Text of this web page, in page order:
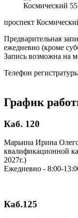
проспект
Предварительная
ежедневно (кроме
Запись возможна на
Телефон
График
Каб. 120
Марьина Ирина
квалификационной
2027г.)
Ежедневно - 8:00-
Каб.125